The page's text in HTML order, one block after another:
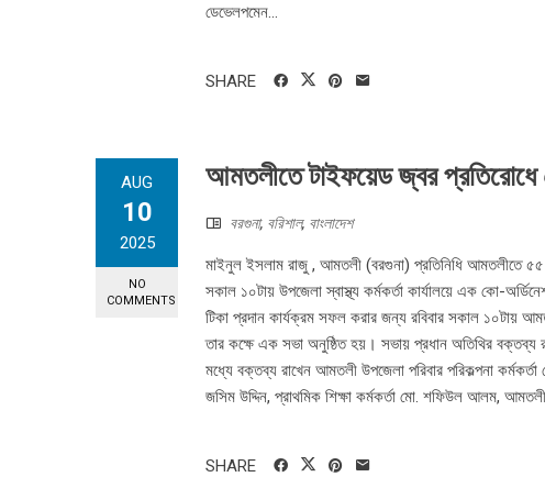
ডেভেলপমেন...
SHARE
AUG
10
2025
NO
COMMENTS
আমতলীতে টাইফয়েড জ্বর প্রতিরোধে
বরগুনা, বরিশাল, বাংলাদেশ
মাইনুল ইসলাম রাজু , আমতলী (বরগুনা) প্রতিনিধি আমতলীতে ৫৫
সকাল ১০টায় উপজেলা স্বাস্থ্য কর্মকর্তা কার্যালয়ে এক কো-
টিকা প্রদান কার্যক্রম সফল করার জন্য রবিবার সকাল ১০টায়
তার কক্ষে এক সভা অনুষ্ঠিত হয়। সভায় প্রধান অতিথির বক্তব্য
মধ্যে বক্তব্য রাখেন আমতলী উপজেলা পরিবার পরিকল্পনা
জসিম উদ্দিন, প্রাথমিক শিক্ষা কর্মকর্তা মো. শফিউল আলম,
SHARE